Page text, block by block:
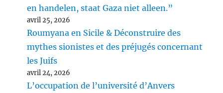
en handelen, staat Gaza niet alleen.”
avril 25, 2026
Roumyana en Sicile & Déconstruire des
mythes sionistes et des préjugés concernant
les Juifs
avril 24, 2026
L’occupation de l’université d’Anvers